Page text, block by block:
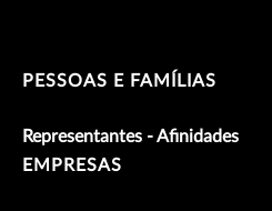
PESSOAS E FAMÍLIAS
Representantes - Afinidades
EMPRESAS